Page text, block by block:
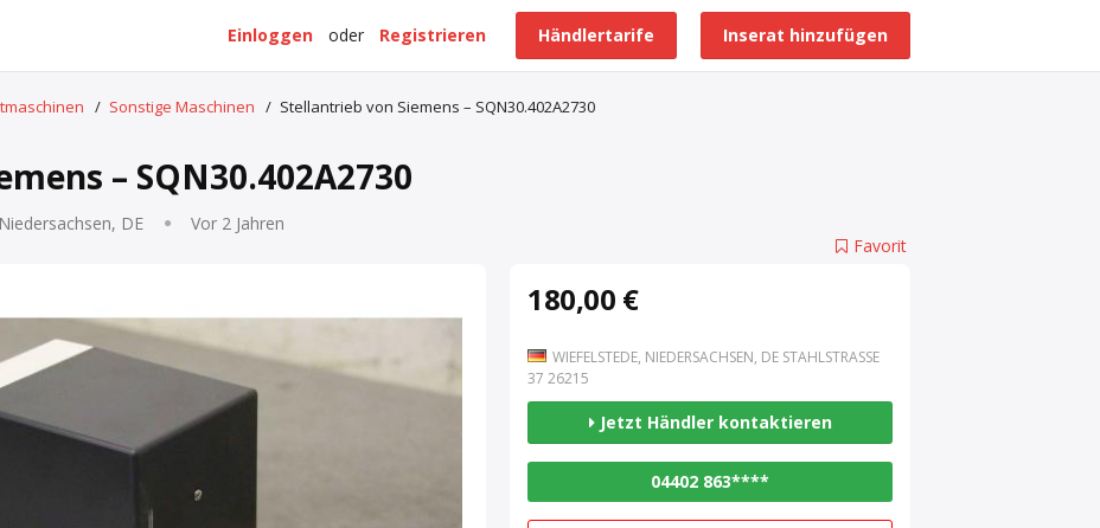
Inserat hinzufügen
Händlertarife
Registrieren
oder
Einloggen
/ Sonstige Maschinen / Stellantrieb von Siemens – SQN30.402A2730
– SQN30.402A2730
DE Vor 2 Jahren
Favorit
180,00 €
WIEFELSTEDE, NIEDERSACHSEN, DE STAHLSTRASSE 3
7 26215
Jetzt Händler kontaktieren
04402 863****